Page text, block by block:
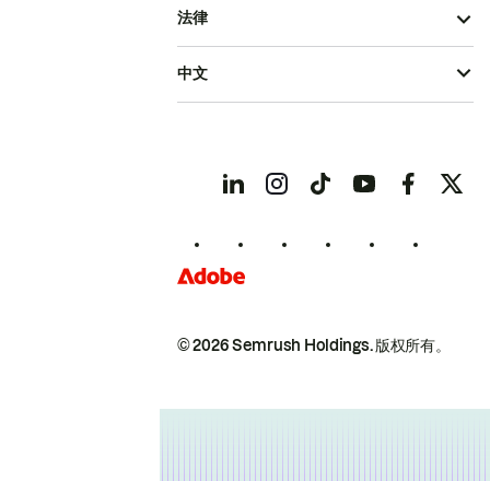
© 2026 Semrush Holdings.版权所有。
法律
中文